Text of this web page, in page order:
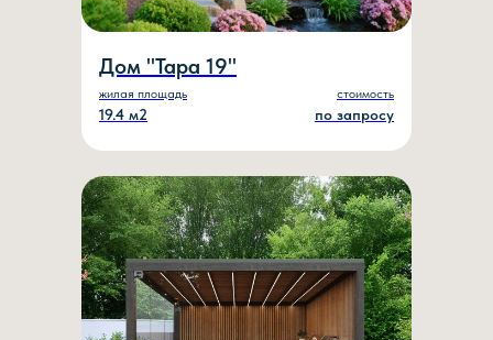
Дом "Тара 19"
жилая площадь
19.4 м2
стоимость
по запросу